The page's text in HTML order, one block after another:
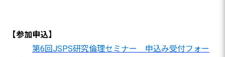
【参加申込】
第6回JSPS研究倫理セミナー 申込み受付フォー